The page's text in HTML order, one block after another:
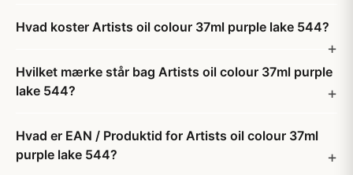
Hvad koster Artists oil colour 37ml purple lake 544?
Hvilket mærke står bag Artists oil colour 37ml purple
lake 544?
Hvad er EAN / Produktid for Artists oil colour 37ml
purple lake 544?